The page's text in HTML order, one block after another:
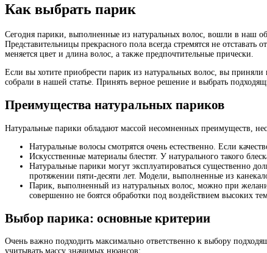
Как выбрать парик
Сегодня парики, выполненные из натуральных волос, вошли в наш
Представительницы прекрасного пола всегда стремятся не
меняется цвет и длина волос, а также предпочтительные прически.
Если вы хотите приобрести парик из натуральных волос, вы
собрали в нашей статье. Принять верное решение и выбрать
Преимущества натуральных париков
Натуральные парики обладают массой несомненных преимуществ,
Натуральные волосы смотрятся очень естественно. Если
Искусственные материалы блестят. У натурального такого
Натуральные парики могут эксплуатироваться существенно
протяжении пяти-десяти лет. Модели, выполненные из
Парик, выполненный из натуральных волос, можно при
совершенно не боятся обработки под воздействием высоких
Выбор парика: основные критерии
Очень важно подходить максимально ответственно к выбору
учитывать массу значимых нюансов: